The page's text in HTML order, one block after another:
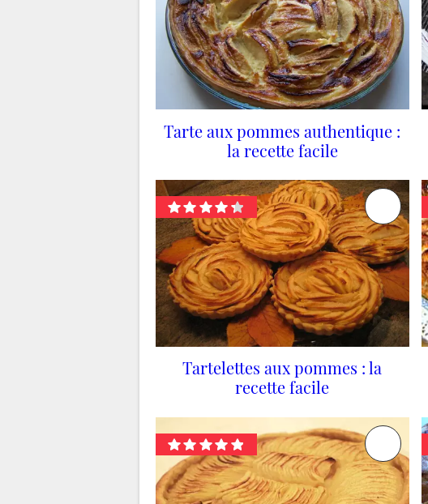
Tarte aux pommes authentique :
la recette facile
Tartelettes aux pommes : la
recette facile